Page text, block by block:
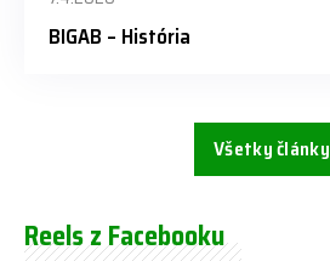
BIGAB – História
Všetky články
Reels z Facebooku